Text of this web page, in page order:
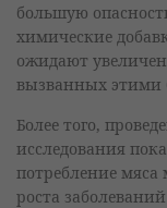
большую
химические
ожидают
вызванных этими
Более того,
исследования
потребление
роста